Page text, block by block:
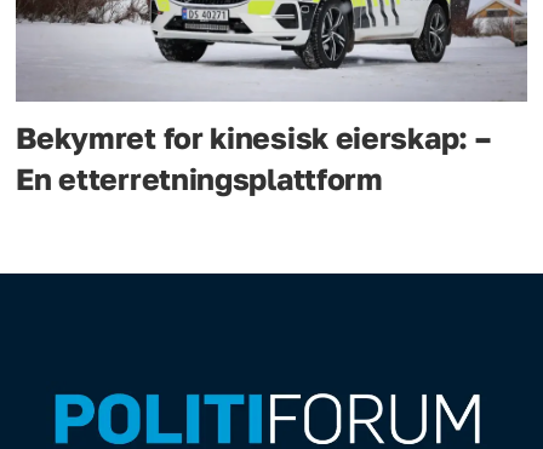
Bekymret for kinesisk eierskap: –
En etterretningsplattform